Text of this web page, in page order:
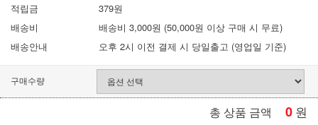
적립금
379원
배송비
배송비 3,000원 (50,000원 이상 구매 시 무료)
배송안내
오후 2시 이전 결제 시 당일출고 (영업일 기준)
구매수량
총 상품 금액 0 원